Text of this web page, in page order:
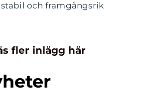
och framgångsrik
fler inlägg här